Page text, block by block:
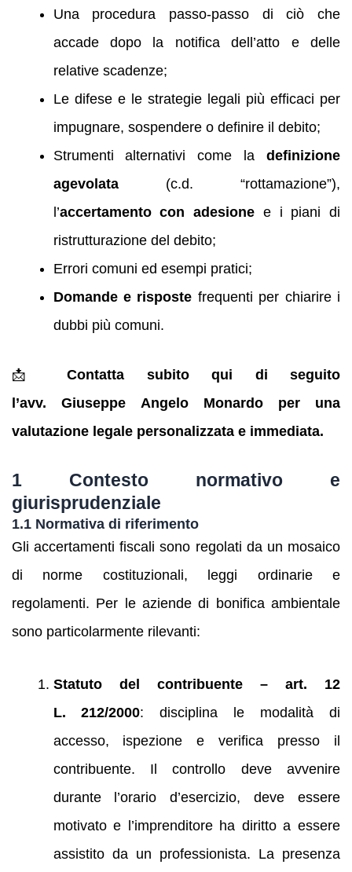
Una procedura passo‑passo di ciò che
accade dopo la notifica dell’atto e delle
relative scadenze;
Le difese e le strategie legali più efficaci per
impugnare, sospendere o definire il debito;
Strumenti alternativi come la definizione
agevolata(c.d. “rottamazione”),
l’accertamento con adesione e i piani di
ristrutturazione del debito;
Errori comuni ed esempi pratici;
Domande e risposte frequenti per chiarire i
dubbi più comuni.
📩 Contatta subito qui di seguito
l’avv. Giuseppe Angelo Monardo per una
valutazione legale personalizzata e immediata.
1 Contesto normativo e
giurisprudenziale
1.1 Normativa di riferimento
Gli accertamenti fiscali sono regolati da un mosaico
di norme costituzionali, leggi ordinarie e
regolamenti. Per le aziende di bonifica ambientale
sono particolarmente rilevanti:
Statuto del contribuente – art. 12
L. 212/2000: disciplina le modalità di
accesso, ispezione e verifica presso il
contribuente. Il controllo deve avvenire
durante l’orario d’esercizio, deve essere
motivato e l’imprenditore ha diritto a essere
assistito da un professionista. La presenza